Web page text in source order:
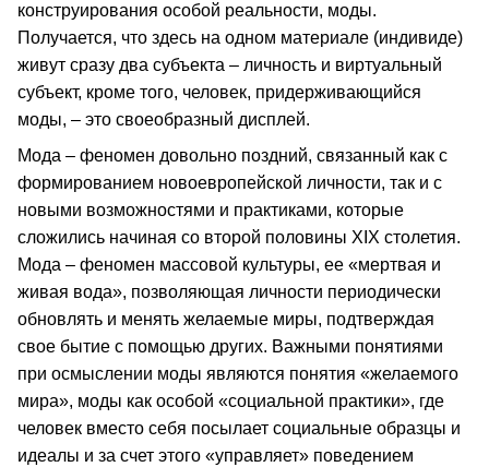
конструирования особой реальности, моды.
Получается, что здесь на одном материале (индивиде)
живут сразу два субъекта – личность и виртуальный
субъект, кроме того, человек, придерживающийся
моды, – это своеобразный дисплей.
Мода – феномен довольно поздний, связанный как с
формированием новоевропейской личности, так и с
новыми возможностями и практиками, которые
сложились начиная со второй половины XIX столетия.
Мода – феномен массовой культуры, ее «мертвая и
живая вода», позволяющая личности периодически
обновлять и менять желаемые миры, подтверждая
свое бытие с помощью других. Важными понятиями
при осмыслении моды являются понятия «желаемого
мира», моды как особой «социальной практики», где
человек вместо себя посылает социальные образцы и
идеалы и за счет этого «управляет» поведением